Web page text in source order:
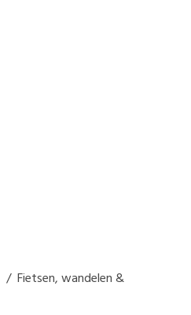
/ Fietsen, wandelen &